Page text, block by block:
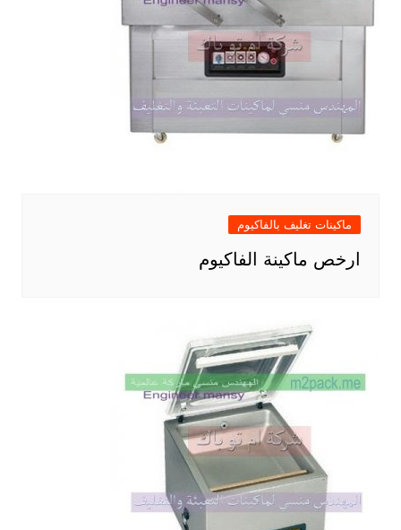
ماكينات تغليف بالفاكيوم
ارخص ماكينة الفاكيوم